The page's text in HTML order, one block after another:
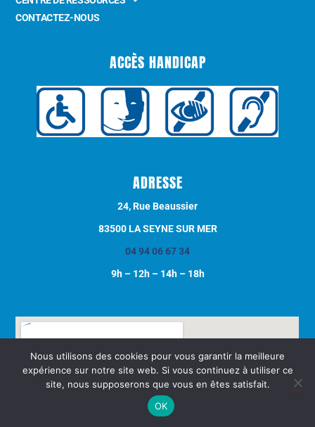
CONTACTEZ-NOUS
ACCÈS HANDICAP
ADRESSE
24, Rue Beaussier
83500 LA SEYNE SUR MER
04 94 06 67 34
9h – 12h – 14h – 18h
Nous utilisons des cookies pour vous garantir la meilleure
expérience sur notre site web. Si vous continuez à utiliser ce
site, nous supposerons que vous en êtes satisfait.
OK